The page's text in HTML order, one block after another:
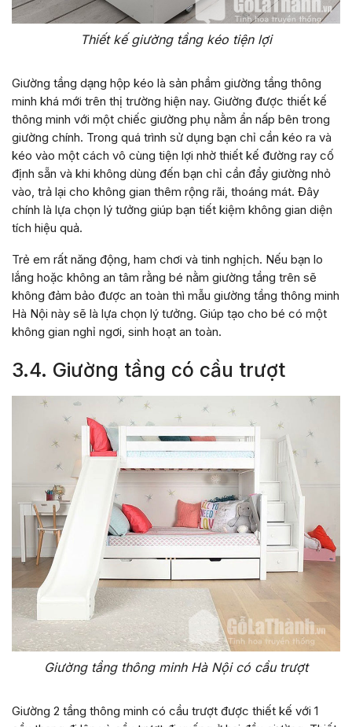
Thiết kế giường tầng kéo tiện lợi
Giường tầng dạng hộp kéo là sản phầm giường tầng thông
minh khá mới trên thị trường hiện nay. Giường được thiết kế
thông minh với một chiếc giường phụ nằm ẩn nấp bên trong
giường chính. Trong quá trình sử dụng bạn chỉ cần kéo ra và
kéo vào một cách vô cùng tiện lợi nhờ thiết kế đường ray cố
định sẵn và khi không dùng đến bạn chỉ cần đẩy giường nhỏ
vào, trả lại cho không gian thêm rộng rãi, thoáng mát. Đây
chính là lựa chọn lý tưởng giúp bạn tiết kiệm không gian diện
tích hiệu quả.
Trẻ em rất năng động, ham chơi và tinh nghịch. Nếu bạn lo
lắng hoặc không an tâm rằng bé nằm giường tầng trên sẽ
không đảm bảo được an toàn thì mẫu giường tầng thông minh
Hà Nội này sẽ là lựa chọn lý tưởng. Giúp tạo cho bé có một
không gian nghỉ ngơi, sinh hoạt an toàn.
3.4. Giường tầng có cầu trượt
Giường tầng thông minh Hà Nội có cầu trượt
Giường 2 tầng thông minh có cầu trượt được thiết kế với 1